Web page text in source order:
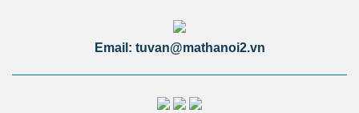
Email: tuvan@mathanoi2.vn